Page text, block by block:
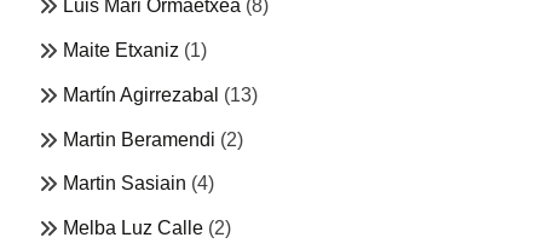
Luis Mari Ormaetxea (8)
Maite Etxaniz (1)
Martín Agirrezabal (13)
Martin Beramendi (2)
Martin Sasiain (4)
Melba Luz Calle (2)